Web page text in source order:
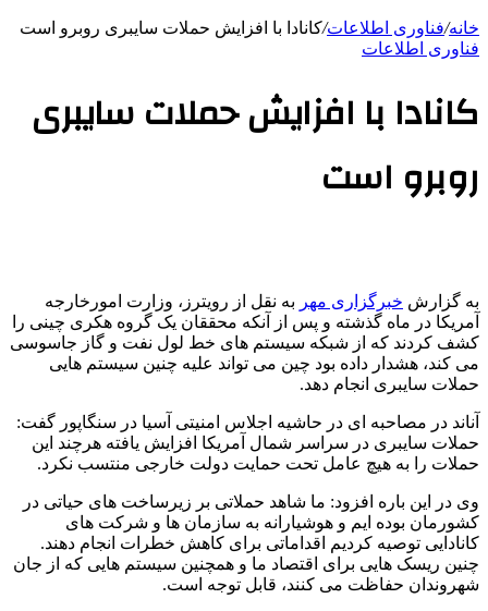
خانه/فناوری اطلاعات/کانادا با افزایش حملات سایبری روبرو است
فناوری اطلاعات
کانادا با افزایش حملات سایبری
روبرو است
به گزارش خبرگزاری مهر به نقل از رویترز، وزارت امورخارجه
آمریکا در ماه گذشته و پس از آنکه محققان یک گروه هکری چینی را
کشف کردند که از شبکه سیستم های خط لول نفت و گاز جاسوسی
می کند، هشدار داده بود چین می تواند علیه چنین سیستم هایی
حملات سایبری انجام دهد.
آناند در مصاحبه ای در حاشیه اجلاس امنیتی آسیا در سنگاپور گفت:
حملات سایبری در سراسر شمال آمریکا افزایش یافته هرچند این
حملات را به هیچ عامل تحت حمایت دولت خارجی منتسب نکرد.
وی در این باره افزود: ما شاهد حملاتی بر زیرساخت های حیاتی در
کشورمان بوده ایم و هوشیارانه به سازمان ها و شرکت های
کانادایی توصیه کردیم اقداماتی برای کاهش خطرات انجام دهند.
چنین ریسک هایی برای اقتصاد ما و همچنین سیستم هایی که از جان
شهروندان حفاظت می کنند، قابل توجه است.